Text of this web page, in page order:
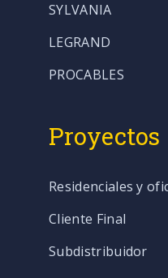
SYLVANIA
LEGRAND
PROCABLES
Proyectos
Residenciales y
Cliente Final
Subdistribuidor